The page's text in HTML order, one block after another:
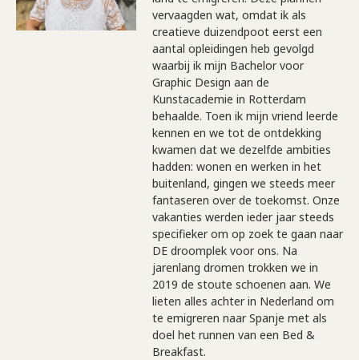
vervaagden wat, omdat ik als
creatieve duizendpoot eerst een
aantal opleidingen heb gevolgd
waarbij ik mijn Bachelor voor
Graphic Design aan de
Kunstacademie in Rotterdam
behaalde. Toen ik mijn vriend leerde
kennen en we tot de ontdekking
kwamen dat we dezelfde ambities
hadden: wonen en werken in het
buitenland, gingen we steeds meer
fantaseren over de toekomst. Onze
vakanties werden ieder jaar steeds
specifieker om op zoek te gaan naar
DE droomplek voor ons. Na
jarenlang dromen trokken we in
2019 de stoute schoenen aan. We
lieten alles achter in Nederland om
te emigreren naar Spanje met als
doel het runnen van een Bed &
Breakfast.